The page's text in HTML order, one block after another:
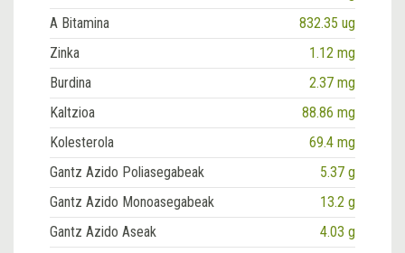
A Bitamina
832.35 ug
Zinka
1.12 mg
Burdina
2.37 mg
Kaltzioa
88.86 mg
Kolesterola
69.4 mg
Gantz Azido Poliasegabeak
5.37 g
Gantz Azido Monoasegabeak
13.2 g
Gantz Azido Aseak
4.03 g